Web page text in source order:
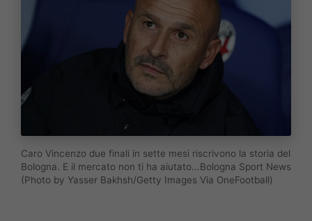
Caro Vincenzo due finali in sette mesi riscrivono la storia del
Bologna. E il mercato non ti ha aiutato...Bologna Sport News
(Photo by Yasser Bakhsh/Getty Images Via OneFootball)